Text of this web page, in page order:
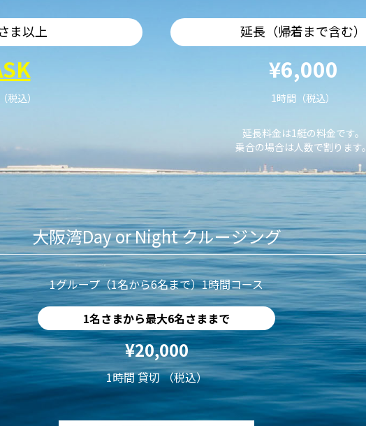
ま以上
税込）
延長（帰着まで含む）
¥6,000
1時間（税込）
延長料金は1艇の料金です。
乗合の場合は人数で割ります。
大阪湾Day or Night クルージング
1グループ（1名から6名まで）1時間コース
1名さまから最大6名さままで
¥20,000
1時間 貸切 （税込）